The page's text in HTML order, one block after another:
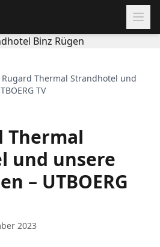
Rugard Thermal Strandhotel und
TV
Thermal
und unsere
– UTBOERG
2023